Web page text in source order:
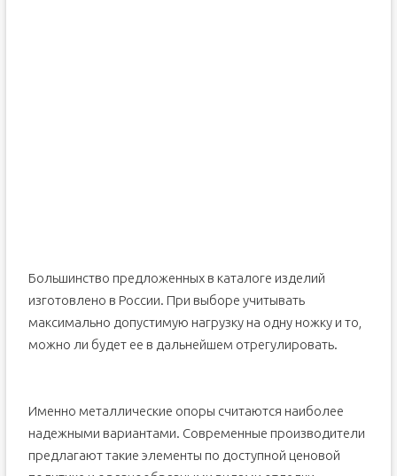
Большинство предложенных в каталоге изделий
изготовлено в России. При выборе учитывать
максимально допустимую нагрузку на одну ножку и то,
можно ли будет ее в дальнейшем отрегулировать.
Именно металлические опоры считаются наиболее
надежными вариантами. Современные производители
предлагают такие элементы по доступной ценовой